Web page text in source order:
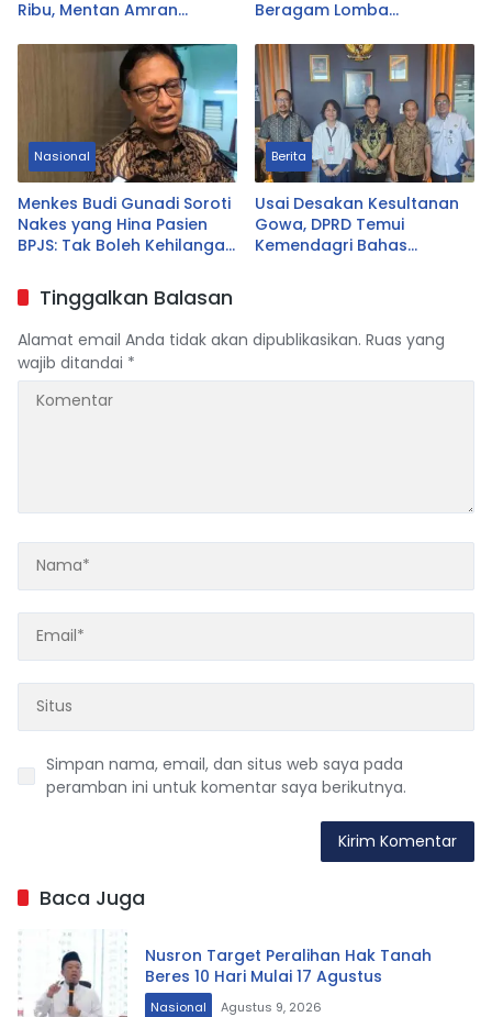
Ribu, Mentan Amran
Bulog
Beragam Lomba
Seluruh Warga
Nasional
Menkes Budi Gunadi Soroti
Nakes yang Hina Pasien
BPJS: Tak Boleh Kehilangan
Berita
Usai Desakan Kesultanan
Gowa, DPRD Temui
Kemendagri Bahas
Tinggalkan Balasan
Alamat email Anda tidak akan dipublikasikan. Ruas yang
wajib ditandai *
Simpan nama, email, dan situs web saya pada
peramban ini untuk komentar saya berikutnya.
Baca Juga
Nusron Target Peralihan Hak Tanah
Beres 10 Hari Mulai 17 Agustus
Nasional Agustus 9, 2026